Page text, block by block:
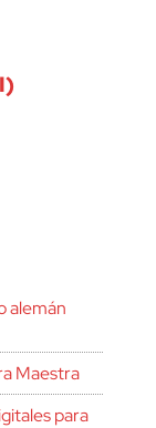
alemán
Maestra
para